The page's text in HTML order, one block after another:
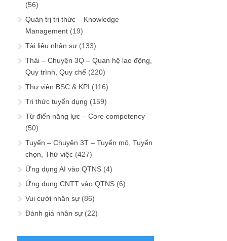
(56)
Quản trị tri thức – Knowledge
Management (19)
Tài liệu nhân sự (133)
Thải – Chuyện 3Q – Quan hệ lao động,
Quy trình, Quy chế (220)
Thư viện BSC & KPI (116)
Tri thức tuyển dụng (159)
Từ điển năng lực – Core competency
(50)
Tuyển – Chuyện 3T – Tuyển mộ, Tuyển
chọn, Thử việc (427)
Ứng dụng AI vào QTNS (4)
Ứng dụng CNTT vào QTNS (6)
Vui cười nhân sự (86)
Đánh giá nhân sự (22)